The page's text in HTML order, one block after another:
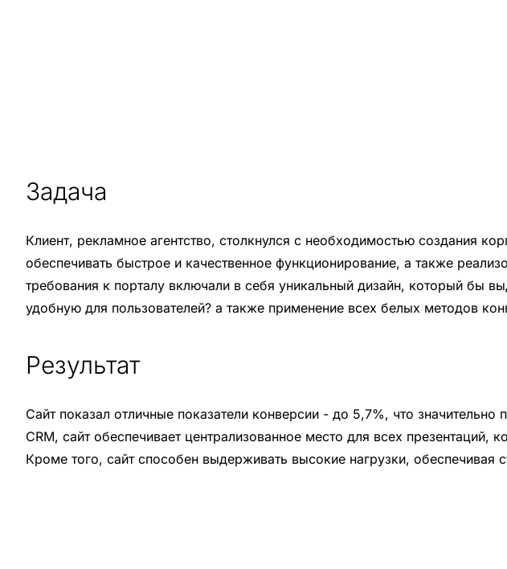
Задача
Клиент, рекламное агентство, столкнулся с необходимостью создания
обеспечивать быстрое и качественное функционирование, а также
требования к порталу включали в себя уникальный дизайн, который бы
удобную для пользователей? а также применение всех белых методов
Результат
Сайт показал отличные показатели конверсии - до 5,7%, что
CRM, сайт обеспечивает централизованное место для всех
Кроме того, сайт способен выдерживать высокие нагрузки,